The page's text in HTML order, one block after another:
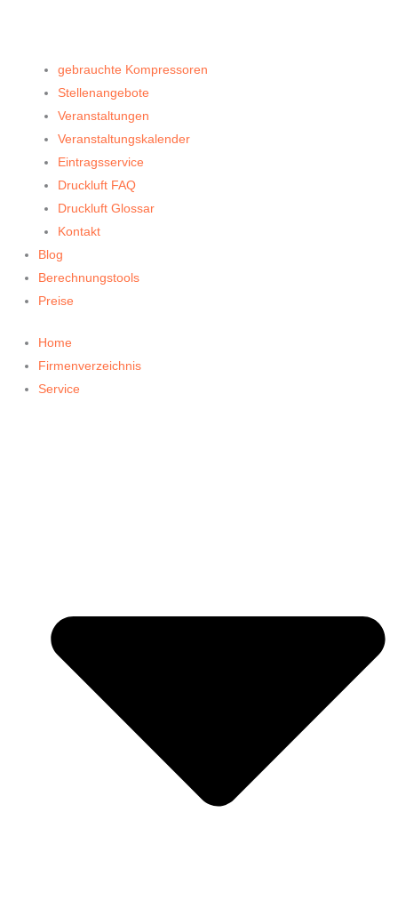
gebrauchte Kompressoren
Stellenangebote
Veranstaltungen
Veranstaltungskalender
Eintragsservice
Druckluft FAQ
Druckluft Glossar
Kontakt
Blog
Berechnungstools
Preise
Home
Firmenverzeichnis
Service